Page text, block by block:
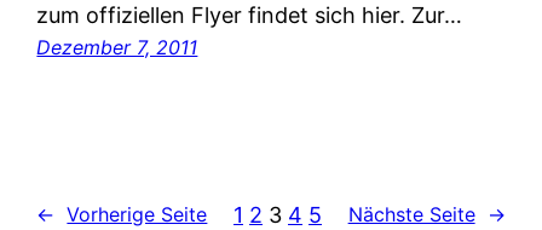
zum offiziellen Flyer findet sich hier. Zur…
Dezember 7, 2011
← Vorherige Seite 1 2 3 4 5 Nächste Seite →